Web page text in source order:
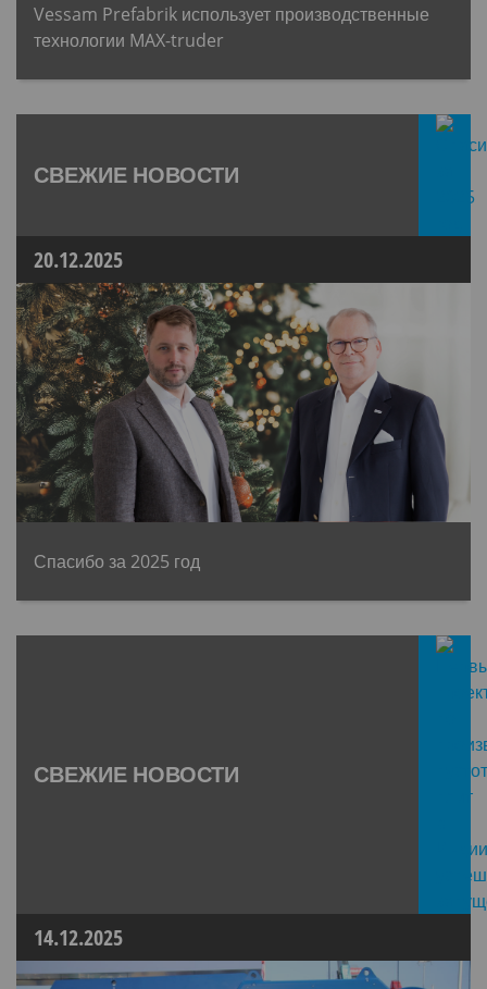
Vessam Prefabrik использует производственные
технологии MAX-truder
СВЕЖИЕ НОВОСТИ
20.12.2025
Спасибо за 2025 год
СВЕЖИЕ НОВОСТИ
14.12.2025